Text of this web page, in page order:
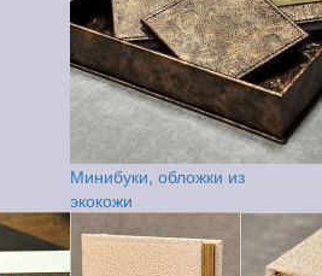
Минибуки, обложки из
экокожи